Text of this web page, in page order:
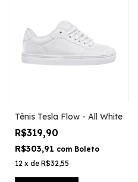
Tênis Tesla Flow - All White
R$319,90
R$303,91 com Boleto
12 x de R$32,55